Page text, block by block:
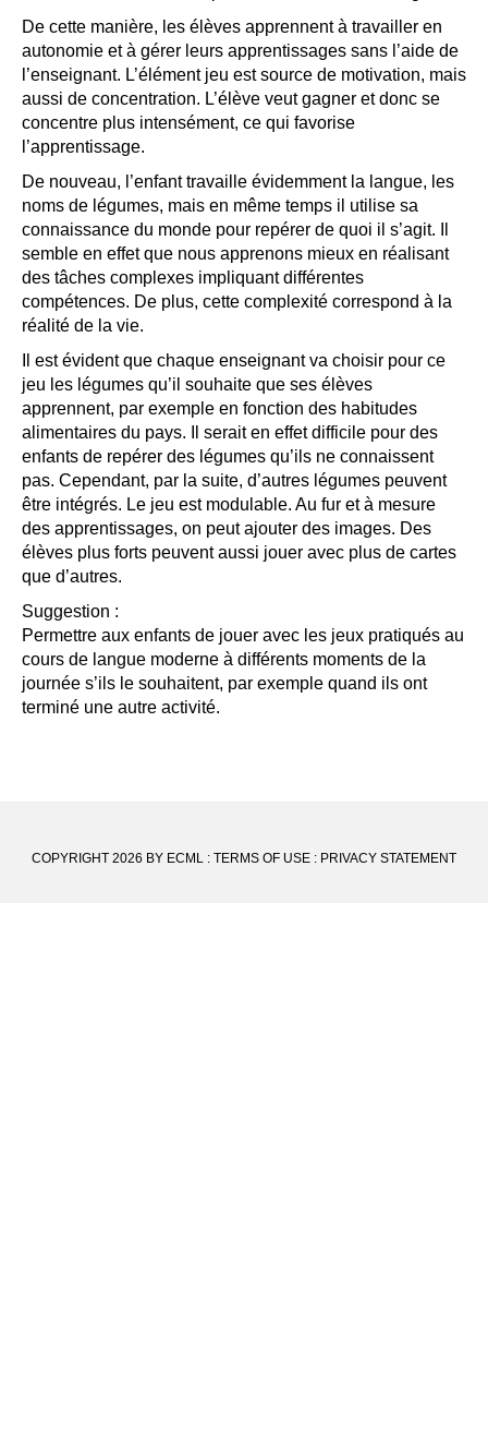
De cette manière, les élèves apprennent à travailler en
autonomie et à gérer leurs apprentissages sans l’aide de
l’enseignant. L’élément jeu est source de motivation, mais
aussi de concentration. L’élève veut gagner et donc se
concentre plus intensément, ce qui favorise
l’apprentissage.
De nouveau, l’enfant travaille évidemment la langue, les
noms de légumes, mais en même temps il utilise sa
connaissance du monde pour repérer de quoi il s’agit. Il
semble en effet que nous apprenons mieux en réalisant
des tâches complexes impliquant différentes
compétences. De plus, cette complexité correspond à la
réalité de la vie.
Il est évident que chaque enseignant va choisir pour ce
jeu les légumes qu’il souhaite que ses élèves
apprennent, par exemple en fonction des habitudes
alimentaires du pays. Il serait en effet difficile pour des
enfants de repérer des légumes qu’ils ne connaissent
pas. Cependant, par la suite, d’autres légumes peuvent
être intégrés. Le jeu est modulable. Au fur et à mesure
des apprentissages, on peut ajouter des images. Des
élèves plus forts peuvent aussi jouer avec plus de cartes
que d’autres.
Suggestion :
Permettre aux enfants de jouer avec les jeux pratiqués au
cours de langue moderne à différents moments de la
journée s’ils le souhaitent, par exemple quand ils ont
terminé une autre activité.
COPYRIGHT 2026 BY ECML : TERMS OF USE : PRIVACY STATEMENT